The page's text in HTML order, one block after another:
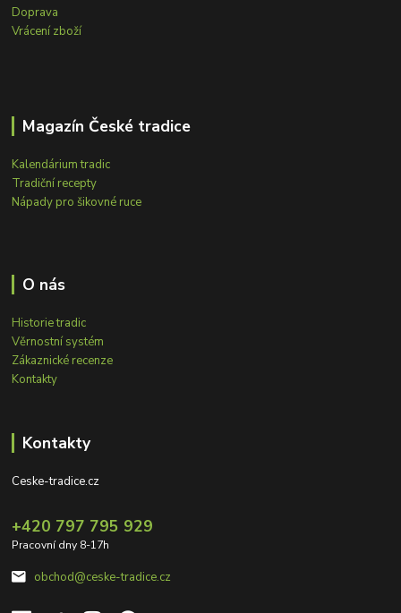
Doprava
Vrácení zboží
Magazín České tradice
Kalendárium tradic
Tradiční recepty
Nápady pro šikovné ruce
O nás
Historie tradic
Věrnostní systém
Zákaznické recenze
Kontakty
Kontakty
Ceske-tradice.cz
+420 797 795 929
Pracovní dny 8-17h
obchod@ceske-tradice.cz